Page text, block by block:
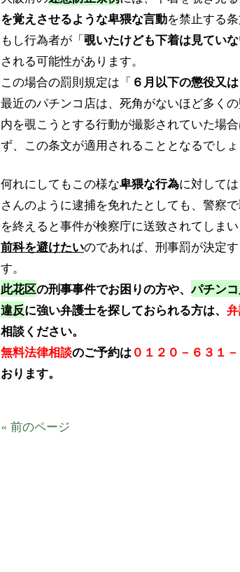
を覚えさせるような卑猥な言動を禁止する条
もし行為者が「覗いたけども下着は見ていな
される可能性があります。
この場合の罰則規定は「 ６月以下の懲役又
最近のパチンコ店は、死角がないほど多く
内を覗こうとする行動が撮影されていた場
ず、この条文が適用されることとなるでしょ
何れにしてもこの様な卑猥な行為に対しては
さんのように逮捕を免れたとしても、警察
を終えると事件が検察庁に送致されてしまい
前科を避けたいのであれば、刑事罰が決定
す。
此花区の刑事事件でお困りの方や、パチン
違反に強い弁護士を探しておられる方は、
相談ください。
無料法律相談のご予約は０１２０－６３１
おります。
« 前のページ